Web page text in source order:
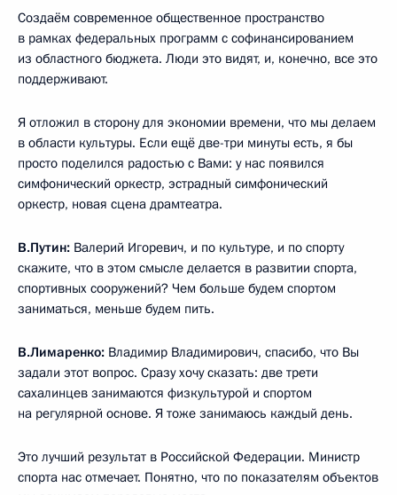
Создаём современное общественное пространство
в рамках федеральных программ с софинансированием
из областного бюджета. Люди это видят, и, конечно, все это
поддерживают.
Я отложил в сторону для экономии времени, что мы делаем
в области культуры. Если ещё две-три минуты есть, я бы
просто поделился радостью с Вами: у нас появился
симфонический оркестр, эстрадный симфонический
оркестр, новая сцена драмтеатра.
В.Путин: Валерий Игоревич, и по культуре, и по спорту
скажите, что в этом смысле делается в развитии спорта,
спортивных сооружений? Чем больше будем спортом
заниматься, меньше будем пить.
В.Лимаренко: Владимир Владимирович, спасибо, что Вы
задали этот вопрос. Сразу хочу сказать: две трети
сахалинцев занимаются физкультурой и спортом
на регулярной основе. Я тоже занимаюсь каждый день.
Это лучший результат в Российской Федерации. Министр
спорта нас отмечает. Понятно, что по показателям объектов